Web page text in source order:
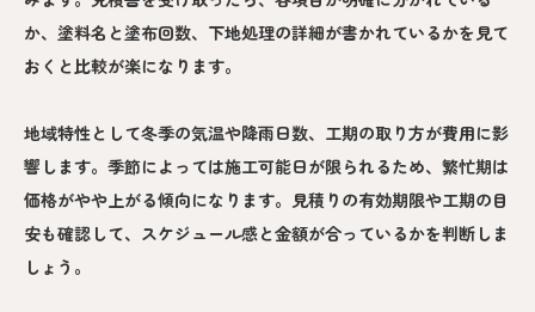
か、塗料名と塗布回数、下地処理の詳細が書かれているかを見て
おくと比較が楽になります。
地域特性として冬季の気温や降雨日数、工期の取り方が費用に影
響します。季節によっては施工可能日が限られるため、繁忙期は
価格がやや上がる傾向になります。見積りの有効期限や工期の目
安も確認して、スケジュール感と金額が合っているかを判断しま
しょう。